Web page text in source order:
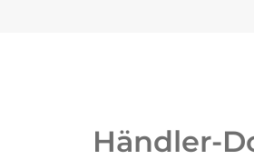
Händler-